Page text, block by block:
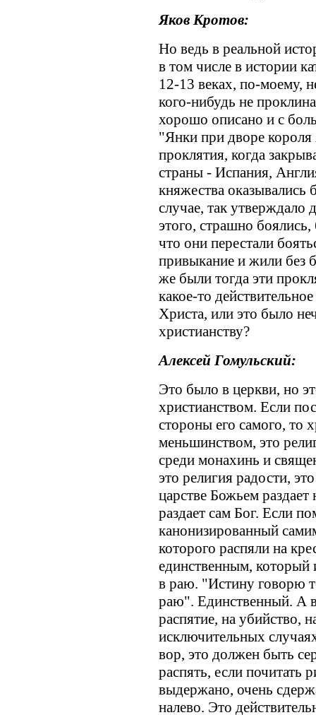
Яков Кротов:
Но ведь в реальной
в том числе в истории
12-13 веках, по-моему,
кого-нибудь не
хорошо описано и с
"Янки при дворе короля
проклятия, когда
страны - Испания,
княжества оказывались
случае, так утверждало
этого, страшно
что они перестали
привыкание и жили без
же были тогда эти
какое-то
Христа, или это было
христианству?
Алексей Гомульский:
Это было в церкви, но
христианством. Если
стороны его самого, то
меньшинством, это
среди монахинь и
это религия радости,
царстве Божьем раздает
раздает сам Бог. Если
канонизированный
которого распяли на
единственным, который
в раю. "Истину говорю
раю". Единственный. А
распятие, на убийство,
исключительных
вор, это должен быть
распять, если почитать
выдержано, очень
налево. Это